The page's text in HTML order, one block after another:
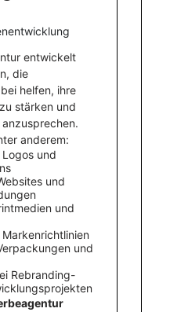
entwickelt
die
helfen, ihre
stärken und
anderem:
und
und
und
und
Rebranding-